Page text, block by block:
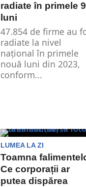
radiate în primele 9
luni
47.854 de firme au
radiate la nivel
naţional în primele
nouă luni din 2023,
conform...
LUMEA LA ZI
Toamna
Ce corporații ar
putea dispărea